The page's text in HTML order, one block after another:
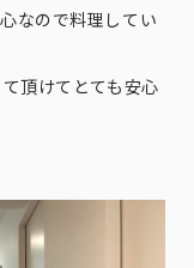
なので料理してい
頂けてとても安心